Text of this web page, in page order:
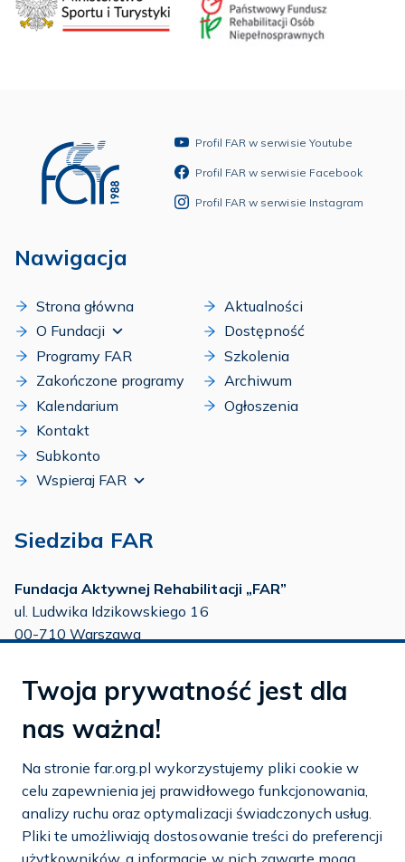
Profil FAR w serwisie Youtube
Profil FAR w serwisie Facebook
Profil FAR w serwisie Instagram
Nawigacja
Strona główna
O Fundacji
Programy FAR
Zakończone programy
Kalendarium
Kontakt
Subkonto
Wspieraj FAR
Aktualności
Dostępność
Szkolenia
Archiwum
Ogłoszenia
Siedziba FAR
Fundacja Aktywnej Rehabilitacji „FAR”
ul. Ludwika Idzikowskiego 16
00-710 Warszawa
tel.:22 651 88 03
22 858 26 39
tel.:22 642 22 91
e-mail:info@far.org.pl
Twoja prywatność jest dla
nas ważna!
Na stronie far.org.pl wykorzystujemy pliki cookie w
celu zapewnienia jej prawidłowego funkcjonowania,
analizy ruchu oraz optymalizacji świadczonych usług.
Pliki te umożliwiają dostosowanie treści do preferencji
użytkowników, a informacje w nich zawarte mogą